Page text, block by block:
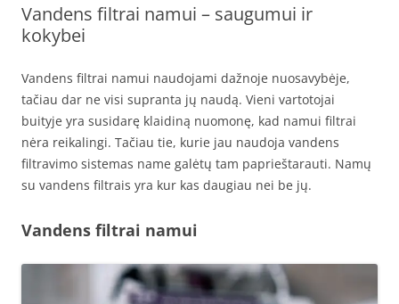
Vandens filtrai namui – saugumui ir
kokybei
Vandens filtrai namui naudojami dažnoje nuosavybėje,
tačiau dar ne visi supranta jų naudą. Vieni vartotojai
buityje yra susidarę klaidiną nuomonę, kad namui filtrai
nėra reikalingi. Tačiau tie, kurie jau naudoja vandens
filtravimo sistemas name galėtų tam paprieštarauti. Namų
su vandens filtrais yra kur kas daugiau nei be jų.
Vandens filtrai namui